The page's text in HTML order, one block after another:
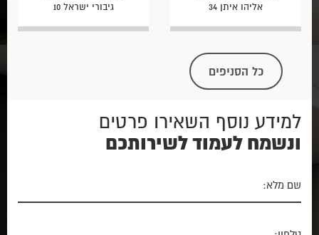
אליהו איתן 34 גיבורי ישראל 10
כל הסניפים
למידע נוסף השאירו פרטים
ונשמח לעמוד לשירותכם